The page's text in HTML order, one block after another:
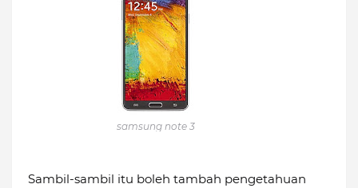
samsung note 3
Sambil-sambil itu boleh tambah pengetahuan